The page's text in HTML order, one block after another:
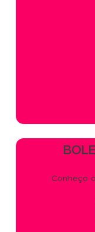
Conheça